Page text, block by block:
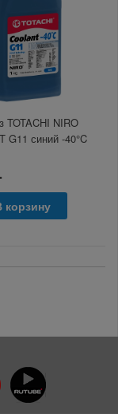
TOTACHI NIRO
G11 синий -40°C
корзину